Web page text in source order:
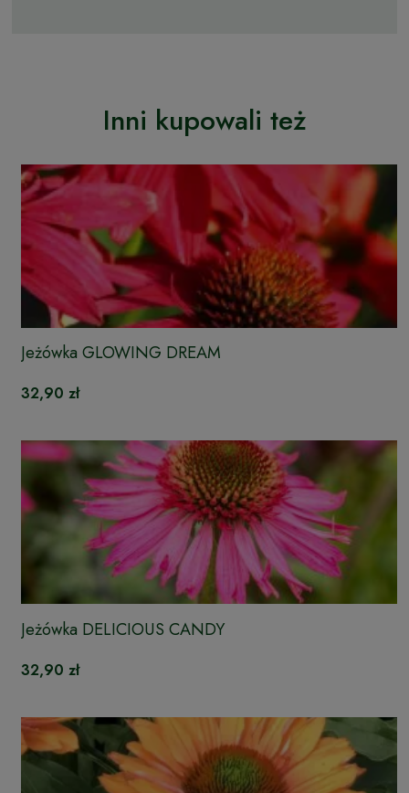
Inni kupowali też
Jeżówka GLOWING DREAM
32,90 zł
Jeżówka DELICIOUS CANDY
32,90 zł